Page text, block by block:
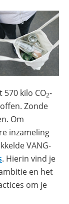
570 kilo CO2-
Zonde
Om
inzameling
VANG-
(opent
in
nieuw
. Hierin vind je
en het
om je